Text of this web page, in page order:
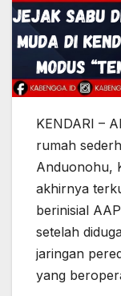
KENDARI –
rumah
Anduonohu,
akhirnya
berinisial
setelah
jaringan
yang